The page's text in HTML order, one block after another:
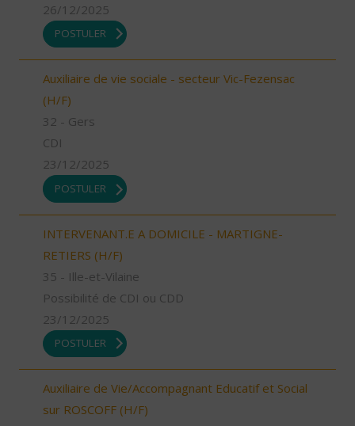
26/12/2025
POSTULER
Auxiliaire de vie sociale - secteur Vic-Fezensac
(H/F)
32 - Gers
CDI
23/12/2025
POSTULER
INTERVENANT.E A DOMICILE - MARTIGNE-
RETIERS (H/F)
35 - Ille-et-Vilaine
Possibilité de CDI ou CDD
23/12/2025
POSTULER
Auxiliaire de Vie/Accompagnant Educatif et Social
sur ROSCOFF (H/F)